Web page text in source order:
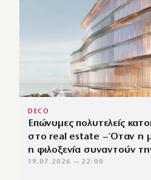
DECO
Επώνυμες πολυτελείς
στο real estate – Όταν η
η φιλοξενία συναντούν
19.07.2026 — 22:00